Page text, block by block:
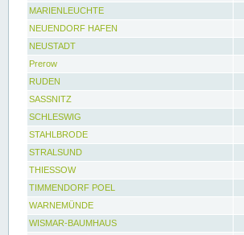
MARIENLEUCHTE
NEUENDORF HAFEN
NEUSTADT
Prerow
RUDEN
SASSNITZ
SCHLESWIG
STAHLBRODE
STRALSUND
THIESSOW
TIMMENDORF POEL
WARNEMÜNDE
WISMAR-BAUMHAUS